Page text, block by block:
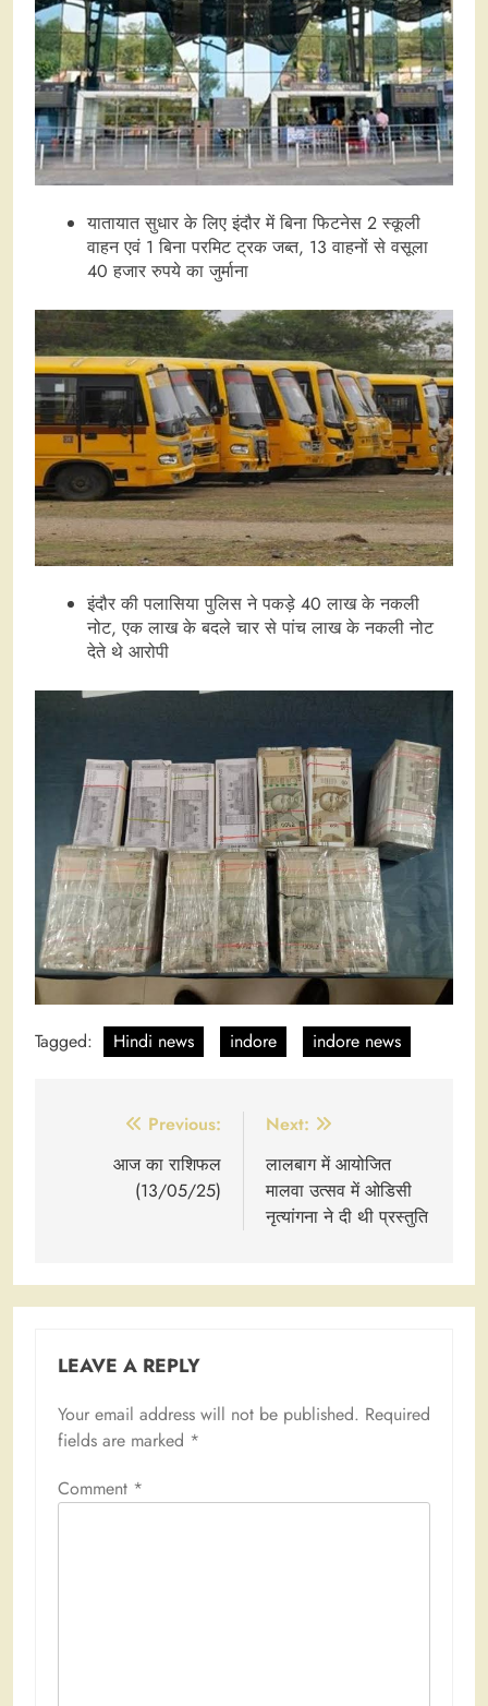
यातायात सुधार के लिए इंदौर में बिना फिटनेस 2 स्कूली
वाहन एवं 1 बिना परमिट ट्रक जब्त, 13 वाहनों से वसूला
40 हजार रुपये का जुर्माना
इंदौर की पलासिया पुलिस ने पकड़े 40 लाख के नकली
नोट, एक लाख के बदले चार से पांच लाख के नकली नोट
देते थे आरोपी
Tagged: Hindi news indore indore news
navigation
Previous:
आज का राशिफल
(13/05/25)
Next:
लालबाग में आयोजित
मालवा उत्सव में ओडिसी
नृत्यांगना ने दी थी प्रस्तुति
LEAVE A REPLY
Your email address will not be published. Required
fields are marked *
Comment *